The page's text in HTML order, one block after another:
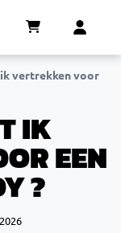
vertrekken voor
IK
EEN
?